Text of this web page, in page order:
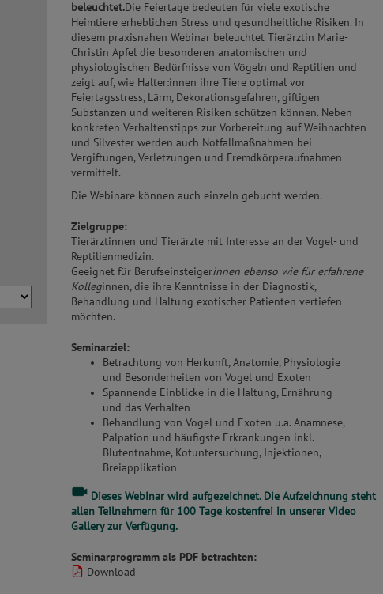
beleuchtet.Die Feiertage bedeuten für viele exotische
Heimtiere erheblichen Stress und gesundheitliche Risiken. In
diesem praxisnahen Webinar beleuchtet Tierärztin Marie-
Christin Apfel die besonderen anatomischen und
physiologischen Bedürfnisse von Vögeln und Reptilien und
zeigt auf, wie Halter:innen ihre Tiere optimal vor
Feiertagsstress, Lärm, Dekorationsgefahren, giftigen
Substanzen und weiteren Risiken schützen können. Neben
konkreten Verhaltenstipps zur Vorbereitung auf Weihnachten
und Silvester werden auch Notfallmaßnahmen bei
Vergiftungen, Verletzungen und Fremdkörperaufnahmen
vermittelt.
Die Webinare können auch einzeln gebucht werden.
Zielgruppe:
Tierärztinnen und Tierärzte mit Interesse an der Vogel- und
Reptilienmedizin.
Geeignet für Berufseinsteigerinnen ebenso wie für erfahrene
Kolleginnen, die ihre Kenntnisse in der Diagnostik,
Behandlung und Haltung exotischer Patienten vertiefen
möchten.
Seminarziel:
Betrachtung von Herkunft, Anatomie, Physiologie
und Besonderheiten von Vogel und Exoten
Spannende Einblicke in die Haltung, Ernährung
und das Verhalten
Behandlung von Vogel und Exoten u.a. Anamnese,
Palpation und häufigste Erkrankungen inkl.
Blutentnahme, Kotuntersuchung, Injektionen,
Breiapplikation
Dieses Webinar wird aufgezeichnet. Die Aufzeichnung steht
allen Teilnehmern für 100 Tage kostenfrei in unserer Video
Galleryzur Verfügung.
Seminarprogramm als PDF betrachten:
Download